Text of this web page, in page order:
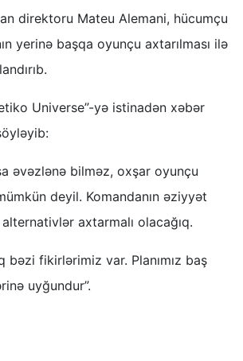
direktoru Mateu Alemani, hücumçu
yerinə başqa oyunçu axtarılması ilə
Universe”-yə istinadən xəbər
əvəzlənə bilməz, oxşar oyunçu
deyil. Komandanın əziyyət
axtarmalı olacağıq.
bəzi fikirlərimiz var. Planımız baş
uyğundur”.